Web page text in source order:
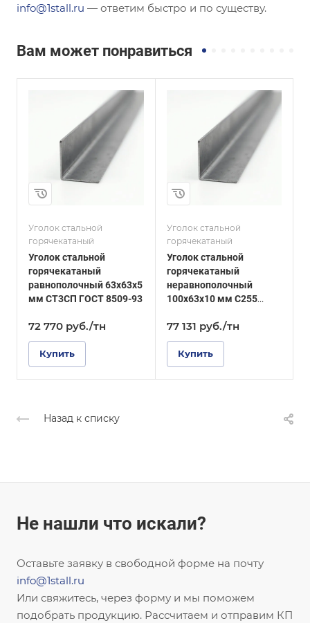
info@1stall.ru — ответим быстро и по существу.
Вам может понравиться
Уголок стальной
горячекатаный
Уголок стальной
горячекатаный
равнополочный 63х63х5
мм СТ3СП ГОСТ 8509-93
72 770 руб./тн
Купить
Неравнополочны
Высота, мм
Толщина, мм
С255
ГОСТ, ТУ
ГОСТ 8510-86
Технология
изготовления
Горячекатаный
Уголок стальной
горячекатаный
Уголок стальной
горячекатаный
неравнополочный
100х63х10 мм С255
77 131 руб./тн
Купить
Равнополочный
Высота, мм
70
Толщина, мм
ГОСТ, ТУ
ГОСТ 8509-93
Технология
изготовления
Горячекатаный
Назад к списку
Не нашли что искали?
Оставьте заявку в свободной форме на почту
info@1stall.ru
Или свяжитесь, через форму и мы поможем
подобрать продукцию. Рассчитаем и отправим КП